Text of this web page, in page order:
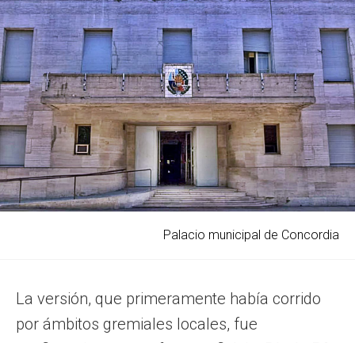
Palacio municipal de Concordia
La versión, que primeramente había corrido
por ámbitos gremiales locales, fue